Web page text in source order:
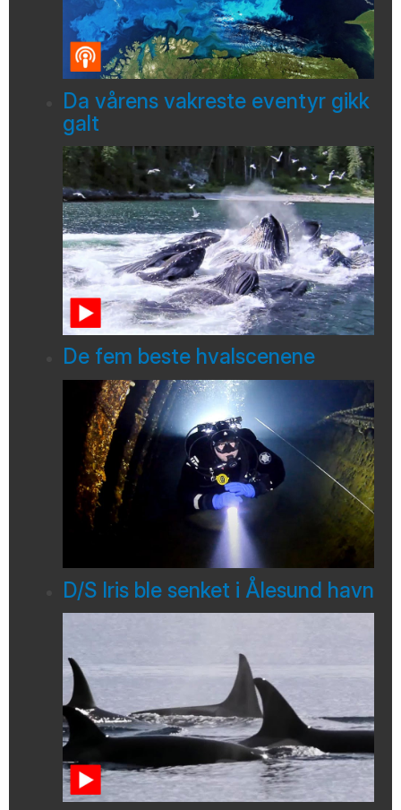
Da vårens vakreste eventyr gikk
galt
De fem beste hvalscenene
D/S Iris ble senket i Ålesund havn